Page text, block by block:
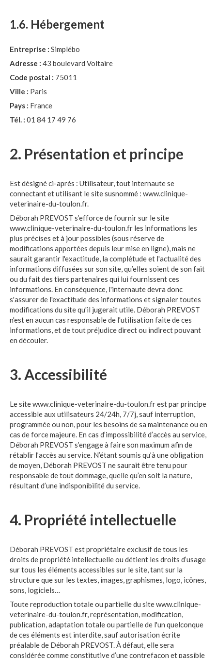
1.6. Hébergement
Entreprise : Simplébo
Adresse : 43 boulevard Voltaire
Code postal : 75011
Ville : Paris
Pays : France
Tél. : 01 84 17 49 76
2. Présentation et principe
Est désigné ci-après : Utilisateur, tout internaute se
connectant et utilisant le site susnommé : www.clinique-
veterinaire-du-toulon.fr.
Déborah PREVOST s’efforce de fournir sur le site
www.clinique-veterinaire-du-toulon.fr les informations les
plus précises et à jour possibles (sous réserve de
modifications apportées depuis leur mise en ligne), mais ne
saurait garantir l'exactitude, la complétude et l'actualité des
informations diffusées sur son site, qu’elles soient de son fait
ou du fait des tiers partenaires qui lui fournissent ces
informations. En conséquence, l'internaute devra donc
s'assurer de l'exactitude des informations et signaler toutes
modifications du site qu'il jugerait utile. Déborah PREVOST
n'est en aucun cas responsable de l'utilisation faite de ces
informations, et de tout préjudice direct ou indirect pouvant
en découler.
3. Accessibilité
Le site www.clinique-veterinaire-du-toulon.fr est par principe
accessible aux utilisateurs 24/24h, 7/7j, sauf interruption,
programmée ou non, pour les besoins de sa maintenance ou en
cas de force majeure. En cas d’impossibilité d’accès au service,
Déborah PREVOST s’engage à faire son maximum afin de
rétablir l’accès au service. N’étant soumis qu’à une obligation
de moyen, Déborah PREVOST ne saurait être tenu pour
responsable de tout dommage, quelle qu’en soit la nature,
résultant d’une indisponibilité du service.
4. Propriété intellectuelle
Déborah PREVOST est propriétaire exclusif de tous les
droits de propriété intellectuelle ou détient les droits d’usage
sur tous les éléments accessibles sur le site, tant sur la
structure que sur les textes, images, graphismes, logo, icônes,
sons, logiciels…
Toute reproduction totale ou partielle du site www.clinique-
veterinaire-du-toulon.fr, représentation, modification,
publication, adaptation totale ou partielle de l'un quelconque
de ces éléments est interdite, sauf autorisation écrite
préalable de Déborah PREVOST. À défaut, elle sera
considérée comme constitutive d’une contrefaçon et passible